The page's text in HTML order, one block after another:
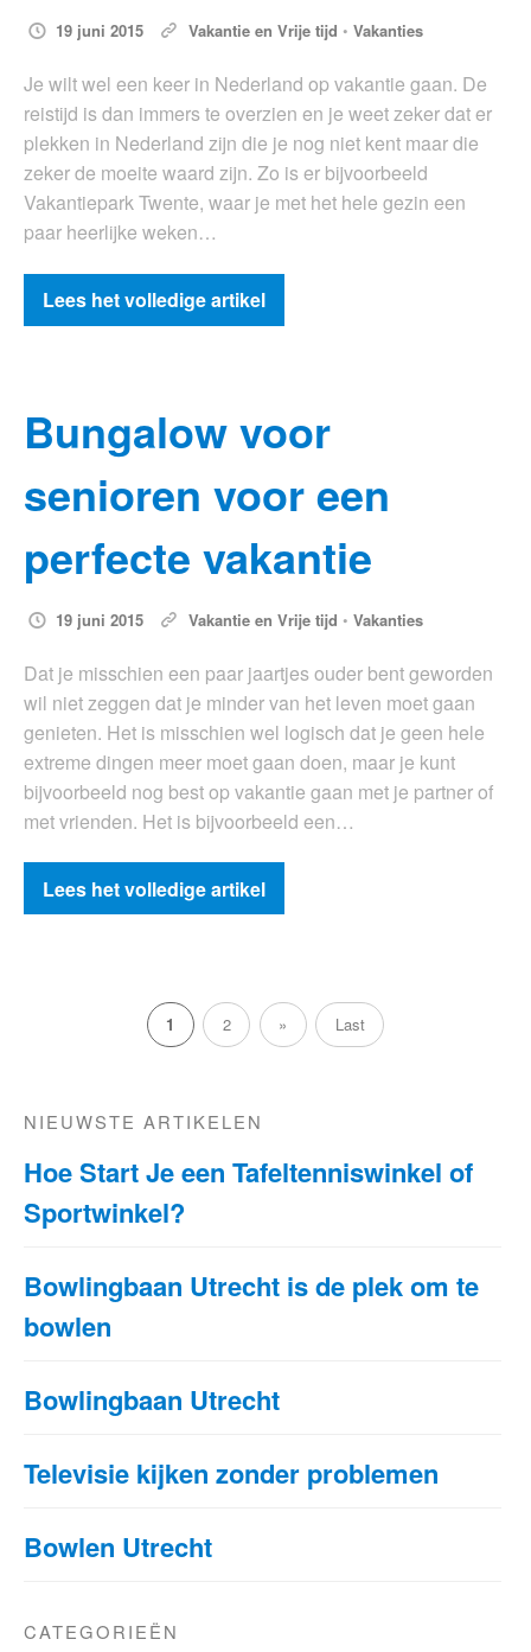
19 juni 2015 Vakantie en Vrije tijd • Vakanties
Je wilt wel een keer in Nederland op vakantie gaan. De
reistijd is dan immers te overzien en je weet zeker dat er
plekken in Nederland zijn die je nog niet kent maar die
zeker de moeite waard zijn. Zo is er bijvoorbeeld
Vakantiepark Twente, waar je met het hele gezin een
paar heerlijke weken…
Lees het volledige artikel
Bungalow voor
senioren voor een
perfecte vakantie
19 juni 2015 Vakantie en Vrije tijd • Vakanties
Dat je misschien een paar jaartjes ouder bent geworden
wil niet zeggen dat je minder van het leven moet gaan
genieten. Het is misschien wel logisch dat je geen hele
extreme dingen meer moet gaan doen, maar je kunt
bijvoorbeeld nog best op vakantie gaan met je partner of
met vrienden. Het is bijvoorbeeld een…
Lees het volledige artikel
1 2 » Last
NIEUWSTE ARTIKELEN
Hoe Start Je een Tafeltenniswinkel of
Sportwinkel?
Bowlingbaan Utrecht is de plek om te
bowlen
Bowlingbaan Utrecht
Televisie kijken zonder problemen
Bowlen Utrecht
CATEGORIEËN